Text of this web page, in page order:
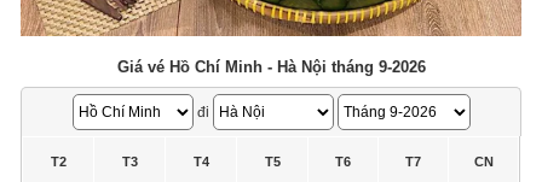
Giá vé Hồ Chí Minh - Hà Nội tháng 9-2026
đi
T2 T3 T4 T5 T6 T7 CN